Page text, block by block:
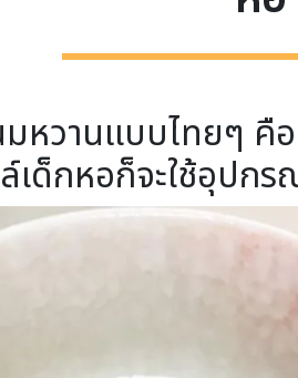
หวานแบบไทยๆ คือ
ด็กหอก็จะใช้อุปกร